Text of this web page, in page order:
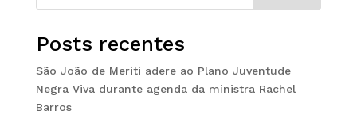
Posts recentes
São João de Meriti adere ao Plano Juventude
Negra Viva durante agenda da ministra Rachel
Barros